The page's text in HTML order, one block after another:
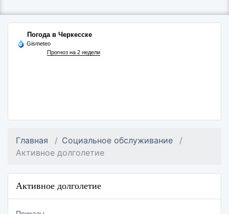
Погода в Черкесске
Gismeteo
Прогноз на 2 недели
Главная
Социальное обслуживание
Активное долголетие
Активное долголетие